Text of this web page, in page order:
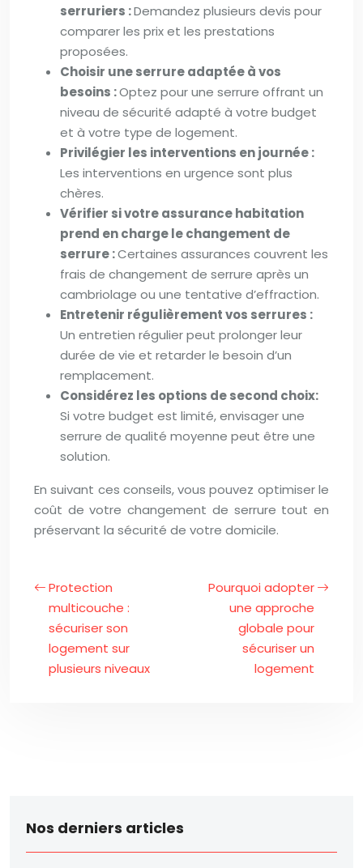
serruriers :Demandez plusieurs devis pour
comparer les prix et les prestations
proposées.
Choisir une serrure adaptée à vos
besoins :Optez pour une serrure offrant un
niveau de sécurité adapté à votre budget
et à votre type de logement.
Privilégier les interventions en journée :
Les interventions en urgence sont plus
chères.
Vérifier si votre assurance habitation
prend en charge le changement de
serrure :Certaines assurances couvrent les
frais de changement de serrure après un
cambriolage ou une tentative d’effraction.
Entretenir régulièrement vos serrures :
Un entretien régulier peut prolonger leur
durée de vie et retarder le besoin d’un
remplacement.
Considérez les options de second choix:
Si votre budget est limité, envisager une
serrure de qualité moyenne peut être une
solution.
En suivant ces conseils, vous pouvez optimiser le
coût de votre changement de serrure tout en
préservant la sécurité de votre domicile.
Protection
multicouche :
sécuriser son
logement sur
plusieurs niveaux
Pourquoi adopter
une approche
globale pour
sécuriser un
logement
Nos derniers articles